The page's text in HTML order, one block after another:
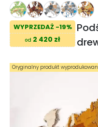
WYPRZEDAŻ -19%
od 2 420 zł
Oryginalny produkt